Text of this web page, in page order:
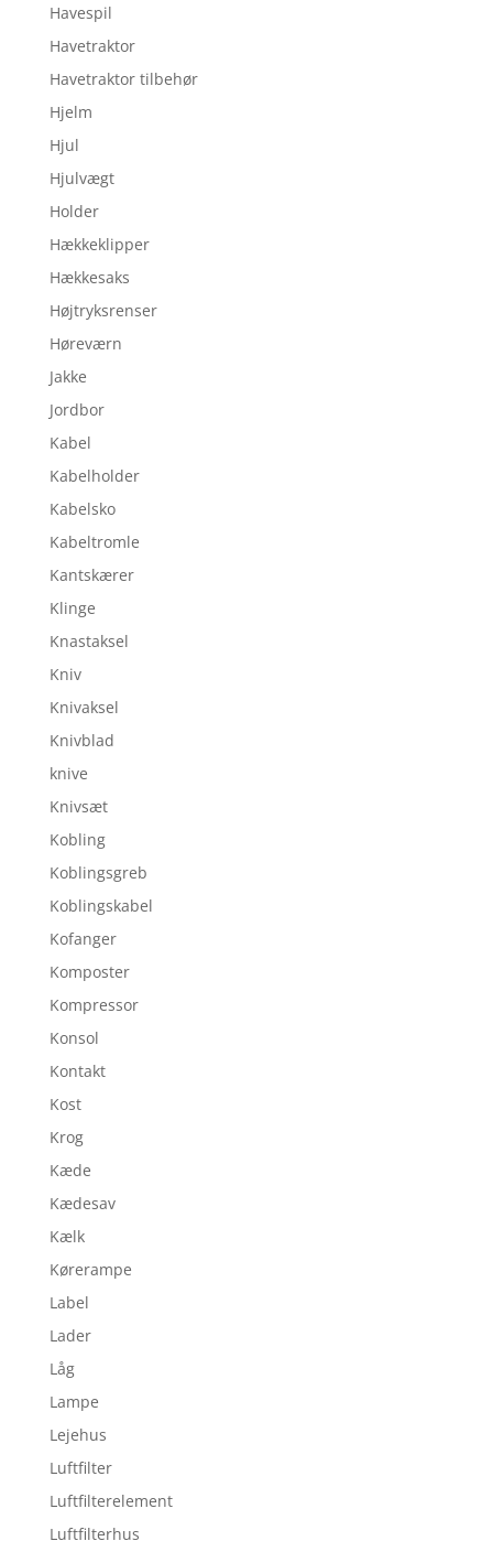
Havespil
Havetraktor
Havetraktor tilbehør
Hjelm
Hjul
Hjulvægt
Holder
Hækkeklipper
Hækkesaks
Højtryksrenser
Høreværn
Jakke
Jordbor
Kabel
Kabelholder
Kabelsko
Kabeltromle
Kantskærer
Klinge
Knastaksel
Kniv
Knivaksel
Knivblad
knive
Knivsæt
Kobling
Koblingsgreb
Koblingskabel
Kofanger
Komposter
Kompressor
Konsol
Kontakt
Kost
Krog
Kæde
Kædesav
Kælk
Kørerampe
Label
Lader
Låg
Lampe
Lejehus
Luftfilter
Luftfilterelement
Luftfilterhus